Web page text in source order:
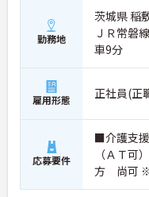
勤務地
茨城県 稲
ＪＲ常磐
車9分
雇用形態 正社員(正
応募要件
■介護支
（ＡＴ可
方 尚可 ※
パソコン